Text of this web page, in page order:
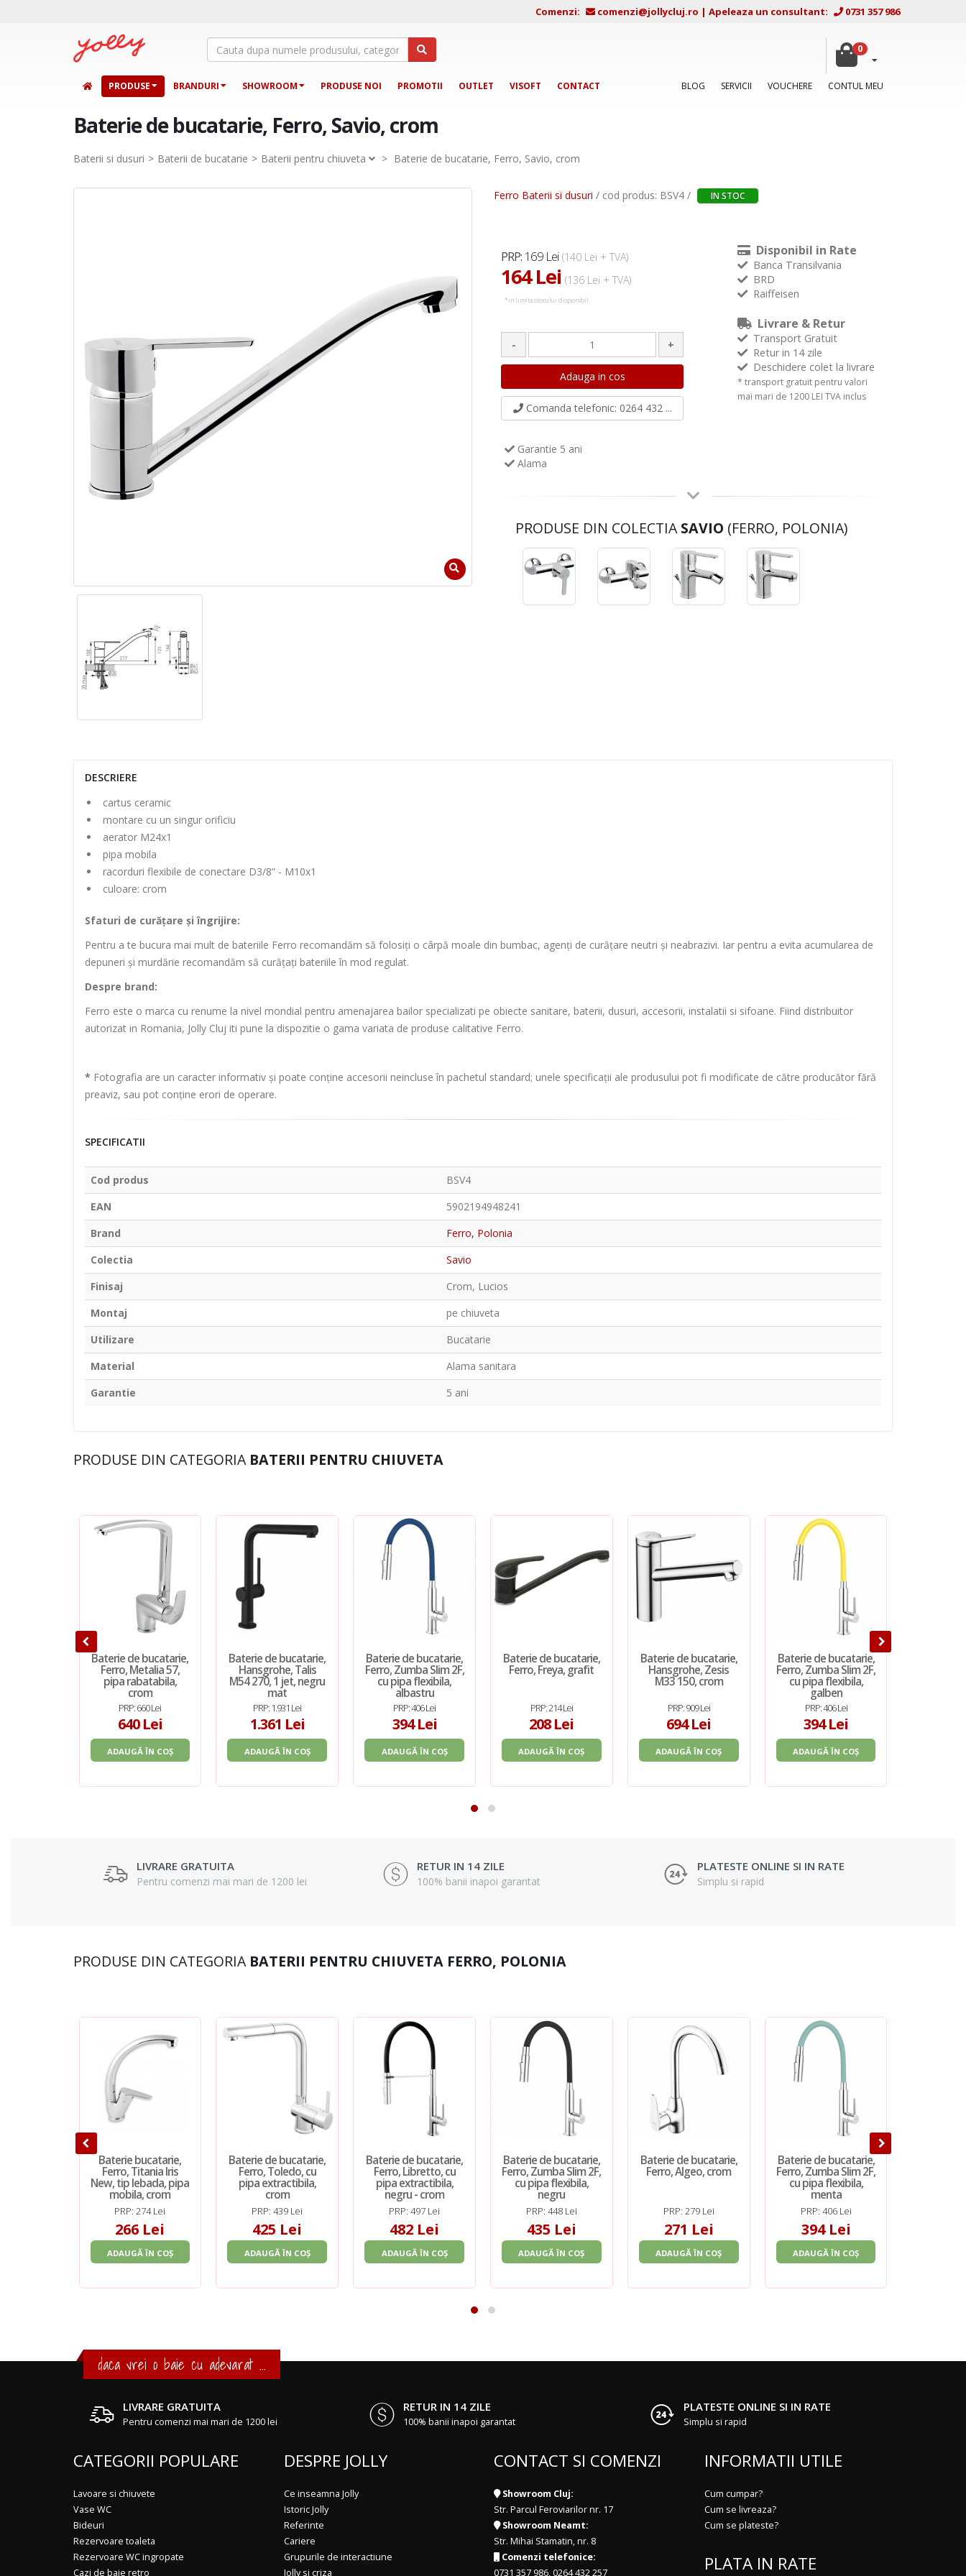
Comenzi: comenzi@jollycluj.ro | Apeleaza un consultant: 0731 357 986
0
PRODUSE BRANDURI SHOWROOM PRODUSE NOI PROMOTII OUTLET VISOFT CONTACT BLOG SERVICII VOUCHERE CONTUL MEU
Baterie de bucatarie, Ferro, Savio, crom
Baterii si dusuri Baterii de bucatarie Baterii pentru chiuveta > Baterie de bucatarie, Ferro, Savio, crom
Ferro Baterii si dusuri / cod produs: BSV4 / IN STOC
PRP: 169 Lei (140 Lei + TVA)
164 Lei (136 Lei + TVA)
*in limita stocului disponibil
- +
Comanda telefonic: 0264 432 ...
Garantie 5 ani
Alama
Disponibil in Rate
Banca Transilvania
BRD
Raiffeisen
Livrare & Retur
Transport Gratuit
Retur in 14 zile
Deschidere colet la livrare
* transport gratuit pentru valori
mai mari de 1200 LEI TVA inclus
PRODUSE DIN COLECTIASAVIO (FERRO, POLONIA)
DESCRIERE
cartus ceramic
montare cu un singur orificiu
aerator M24x1
pipa mobila
racorduri flexibile de conectare D3/8” - M10x1
culoare: crom
Sfaturi de curățare și îngrijire:
Pentru a te bucura mai mult de bateriile Ferro recomandăm să folosiți o cârpă moale din bumbac, agenți de curățare neutri și neabrazivi. Iar pentru a evita acumularea de
depuneri și murdărie recomandăm să curățați bateriile în mod regulat.
Despre brand:
Ferro este o marca cu renume la nivel mondial pentru amenajarea bailor specializati pe obiecte sanitare, baterii, dusuri, accesorii, instalatii si sifoane. Fiind distribuitor
autorizat in Romania, Jolly Cluj iti pune la dispozitie o gama variata de produse calitative Ferro.
* Fotografia are un caracter informativ și poate conține accesorii neincluse în pachetul standard; unele specificații ale produsului pot fi modificate de către producător fără
preaviz, sau pot conține erori de operare.
SPECIFICATII
Cod produs
BSV4
EAN
5902194948241
Brand
Ferro, Polonia
Colectia
Savio
Finisaj
Crom, Lucios
Montaj
pe chiuveta
Utilizare
Bucatarie
Material
Alama sanitara
Garantie
5 ani
PRODUSE DIN CATEGORIA BATERII PENTRU CHIUVETA
Baterie de bucatarie,
Ferro, Metalia 57,
pipa rabatabila,
crom
PRP: 660 Lei
640 Lei
ADAUGĂ ÎN COȘ
Baterie de bucatarie,
Hansgrohe, Talis
M54 270, 1 jet, negru
mat
PRP: 1.931 Lei
1.361 Lei
ADAUGĂ ÎN COȘ
Baterie de bucatarie,
Ferro, Zumba Slim 2F,
cu pipa flexibila,
albastru
PRP: 406 Lei
394 Lei
ADAUGĂ ÎN COȘ
Baterie de bucatarie,
Ferro, Freya, grafit
PRP: 214 Lei
208 Lei
ADAUGĂ ÎN COȘ
Baterie de bucatarie,
Hansgrohe, Zesis
M33 150, crom
PRP: 909 Lei
694 Lei
ADAUGĂ ÎN COȘ
Baterie de bucatarie,
Ferro, Zumba Slim 2F,
cu pipa flexibila,
galben
PRP: 406 Lei
394 Lei
ADAUGĂ ÎN COȘ
LIVRARE GRATUITA
Pentru comenzi mai mari de 1200 lei
RETUR IN 14 ZILE
100% banii inapoi garantat
PLATESTE ONLINE SI IN RATE
Simplu si rapid
PRODUSE DIN CATEGORIA BATERII PENTRU CHIUVETA FERRO, POLONIA
Baterie bucatarie,
Ferro, Titania Iris
New, tip lebada, pipa
mobila, crom
PRP: 274 Lei
266 Lei
ADAUGĂ ÎN COȘ
Baterie de bucatarie,
Ferro, Toledo, cu
pipa extractibila,
crom
PRP: 439 Lei
425 Lei
ADAUGĂ ÎN COȘ
Baterie de bucatarie,
Ferro, Libretto, cu
pipa extractibila,
negru - crom
PRP: 497 Lei
482 Lei
ADAUGĂ ÎN COȘ
Baterie de bucatarie,
Ferro, Zumba Slim 2F,
cu pipa flexibila,
negru
PRP: 448 Lei
435 Lei
ADAUGĂ ÎN COȘ
Baterie de bucatarie,
Ferro, Algeo, crom
PRP: 279 Lei
271 Lei
ADAUGĂ ÎN COȘ
Baterie de bucatarie,
Ferro, Zumba Slim 2F,
cu pipa flexibila,
menta
PRP: 406 Lei
394 Lei
ADAUGĂ ÎN COȘ
daca vrei o baie cu adevarat ...
LIVRARE GRATUITA
Pentru comenzi mai mari de 1200 lei
RETUR IN 14 ZILE
100% banii inapoi garantat
PLATESTE ONLINE SI IN RATE
Simplu si rapid
CATEGORII POPULARE
Lavoare si chiuvete
Vase WC
Bideuri
Rezervoare toaleta
Rezervoare WC ingropate
Cazi de baie retro
DESPRE JOLLY
Ce inseamna Jolly
Istoric Jolly
Referinte
Cariere
Grupurile de interactiune
Jolly si criza
CONTACT SI COMENZI
Showroom Cluj:
Str. Parcul Feroviarilor nr. 17
Showroom Neamt:
Str. Mihai Stamatin, nr. 8
Comenzi telefonice:
0731 357 986,0264 432 257
INFORMATII UTILE
Cum cumpar?
Cum se livreaza?
Cum se plateste?
PLATA IN RATE